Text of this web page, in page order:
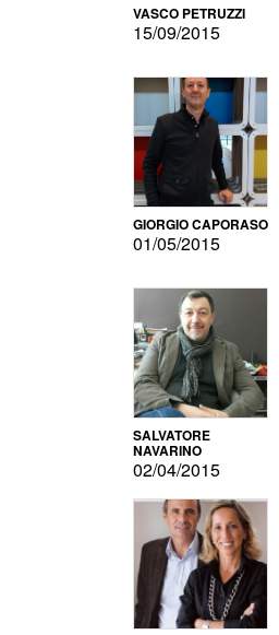
VASCO PETRUZZI
15/09/2015
GIORGIO CAPORASO
01/05/2015
SALVATORE
NAVARINO
02/04/2015